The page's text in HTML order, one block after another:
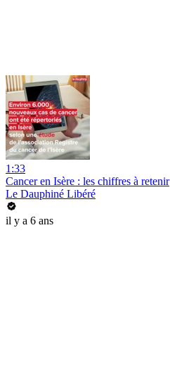
1:33
Cancer en Isère : les chiffres à retenir
Le Dauphiné Libéré
il y a 6 ans